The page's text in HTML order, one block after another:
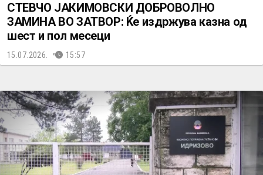
СТЕВЧО ЈАКИМОВСКИ ДОБРОВОЛНО
ЗАМИНА ВО ЗАТВОР: Ќе издржува казна од
шест и пол месеци
15.07.2026. 15:57